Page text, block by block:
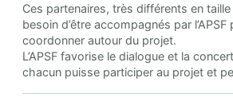
Ces partenaires, très différents en
besoin d’être accompagnés par l’APSF
coordonner autour du projet.
L’APSF favorise le dialogue et la
chacun puisse participer au projet et